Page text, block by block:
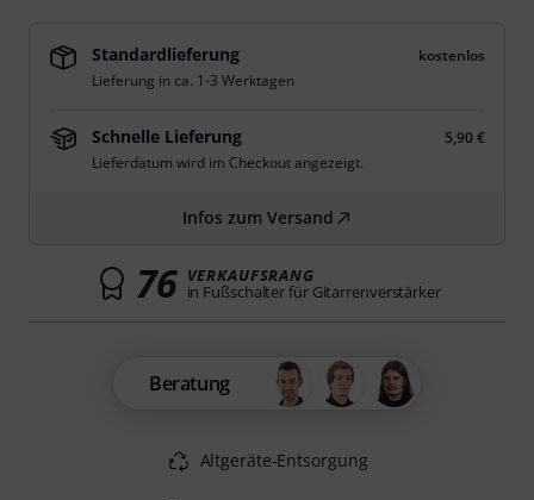
Standardlieferung
kostenlos
Lieferung in ca. 1-3 Werktagen
Schnelle Lieferung
5,90 €
Lieferdatum wird im Checkout angezeigt.
Infos zum Versand
76 VERKAUFSRANG
in Fußschalter für Gitarrenverstärker
Beratung
Altgeräte-Entsorgung